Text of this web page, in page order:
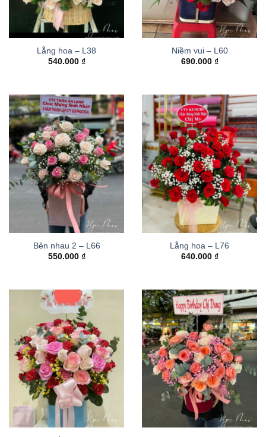
Lẵng hoa – L38
540.000 ₫
Niềm vui – L60
690.000 ₫
Bên nhau 2 – L66
550.000 ₫
Lẵng hoa – L76
640.000 ₫